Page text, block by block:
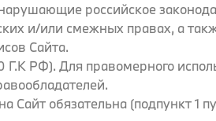
российское
и/или смежных правах, а
Сайта.
Г.К РФ). Для правомерного
обязательна (подпункт 1